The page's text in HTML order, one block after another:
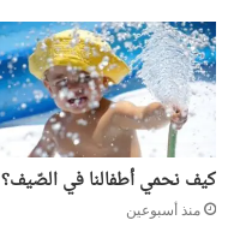
كيف نحمي أطفالنا في الصّيف؟
منذ أسبوعين